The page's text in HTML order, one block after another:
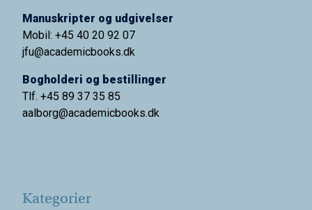
Manuskripter og udgivelser
Mobil: +45 40 20 92 07
jfu@academicbooks.dk
Bogholderi og bestillinger
Tlf. +45 89 37 35 85
aalborg@academicbooks.dk
Kategorier